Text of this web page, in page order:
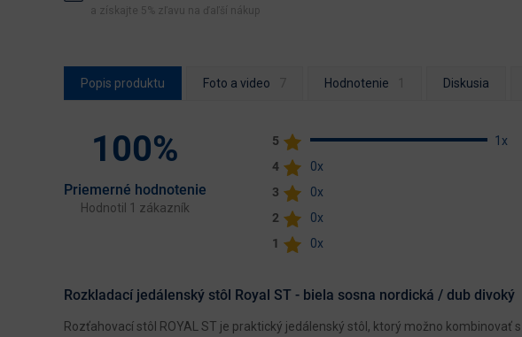
a získajte 5% zľavu na ďaľší nákup
Popis produktu Foto a video Hodnotenie Diskusia
100%
Priemerné hodnotenie
Hodnotil 1 zákazník
5
1x
4
0x
3
0x
2
0x
1
0x
Rozkladací jedálenský stôl Royal ST - biela sosna nordická / dub divoký
Rozťahovací stôl ROYAL ST je praktický jedálenský stôl, ktorý možno kombinovať